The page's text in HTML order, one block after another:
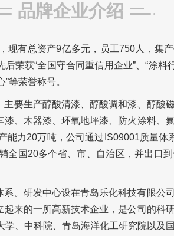
品牌企业介绍
现有总资产9亿多元，员工750人，集
荣获“全国守合同重信用企业”、“涂料
等荣誉称号。
要生产醇酸清漆、醇酸调和漆、醇酸
、木器漆、环氧地坪漆、防火涂料、
能力20万吨，公司通过IS09001质量体
全国20多个省、市、自治区，并出口
。研发中心设在青岛乐化科技有限公
来的一所高新技术企业，是公司的科
、中科院、青岛海洋化工研究院以及